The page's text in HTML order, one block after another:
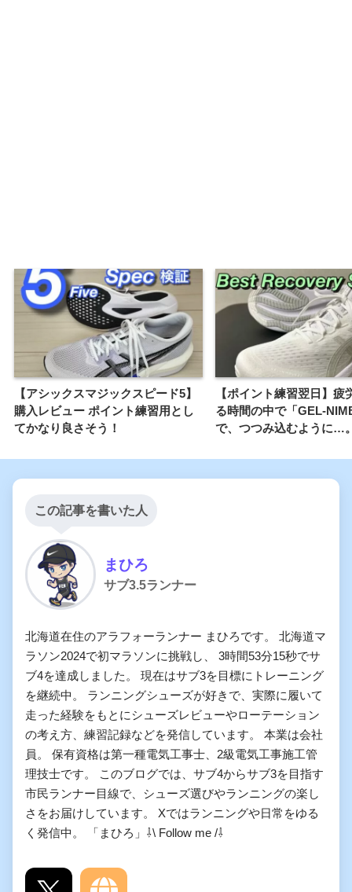
【アシックスマジックスピード5】
購入レビュー ポイント練習用とし
てかなり良さそう！
【ポイント練習翌日】疲
る時間の中で「GEL-
で、つつみ込むように…
この記事を書いた人
まひろ
サブ3.5ランナー
北海道在住のアラフォーランナー まひろです。 北海道マ
ラソン2024で初マラソンに挑戦し、 3時間53分15秒でサ
ブ4を達成しました。 現在はサブ3を目標にトレーニング
を継続中。 ランニングシューズが好きで、実際に履いて
走った経験をもとにシューズレビューやローテーション
の考え方、練習記録などを発信しています。 本業は会社
員。 保有資格は第一種電気工事士、2級電気工事施工管
理技士です。 このブログでは、サブ4からサブ3を目指す
市民ランナー目線で、シューズ選びやランニングの楽し
さをお届けしています。 Xではランニングや日常をゆる
く発信中。 「まひろ」⇩\ Follow me /⇩